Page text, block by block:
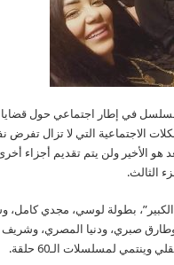
في إطار اجتماعي حول قضايا
الاجتماعية التي لا تزال تفرض
الأخير ولن يتم تقديم أجزاء
الثالث.
بطولة لوسي، مجدي كامل،
صبري، ودنيا المصري، وشريف
وينتمي لمسلسلات الـ60 حلقة.